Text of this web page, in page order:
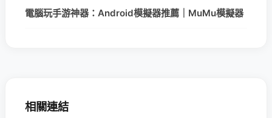
電腦玩手游神器：Android模擬器推薦｜MuMu模擬器
相關連結